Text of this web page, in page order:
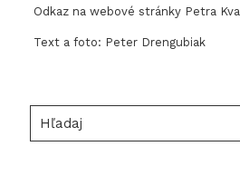
Odkaz na webové stránky Petra
Text a foto: Peter Drengubiak